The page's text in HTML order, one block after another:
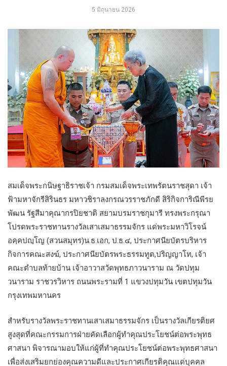
5 มิถุนายน 2026
สมเด็จพระกนิษฐาธิราชเจ้า กรมสมเด็จพระเทพรัตนราชสุดา เจ้า
ฟ้ามหาจักรีสิรินธร มหาวชิราลงกรณวรราชภักดี สิริกิจการิณีพีรย
พัฒน รัฐสีมาคุณากรปิยชาติ สยามบรมราชกุมารี ทรงพระกรุณา
โปรดพระราชทานรางวัลเสาเสมาธรรมจักร แด่พระมหาวิโรจน์
อคฺคปญฺโญ (สวนสมุทร)น.ธ.เอก, ป.ธ.๔, ประกาศนียบัตรบริหาร
กิจการคณะสงฆ์, ประกาศนียบัตรพระธรรมทูต,ปริญญาโท, เจ้า
คณะตำบลท้ายบ้าน เจ้าอาวาสวัดพุทธภาวนาราม ณ วัดปทุม
วนาราม ราชวรวิหาร ถนนพระรามที่ 1 แขวงปทุมวัน เขตปทุมวัน
กรุงเทพมหานคร
สำหรับรางวัลพระราชทานเสาเสมาธรรมจักร เป็นรางวัลเกียรติยศ
สูงสุดที่คณะกรรมการฝ่ายคัดเลือกผู้ทำคุณประโยชน์ต่อพระพุทธ
ศาสนา พิจารณามอบให้แก่ผู้ที่ทำคุณประโยชน์ต่อพระพุทธศาสนา
เพื่อส่งเสริมยกย่องคุณความดีและประกาศเกียรติคุณแด่บุคคล